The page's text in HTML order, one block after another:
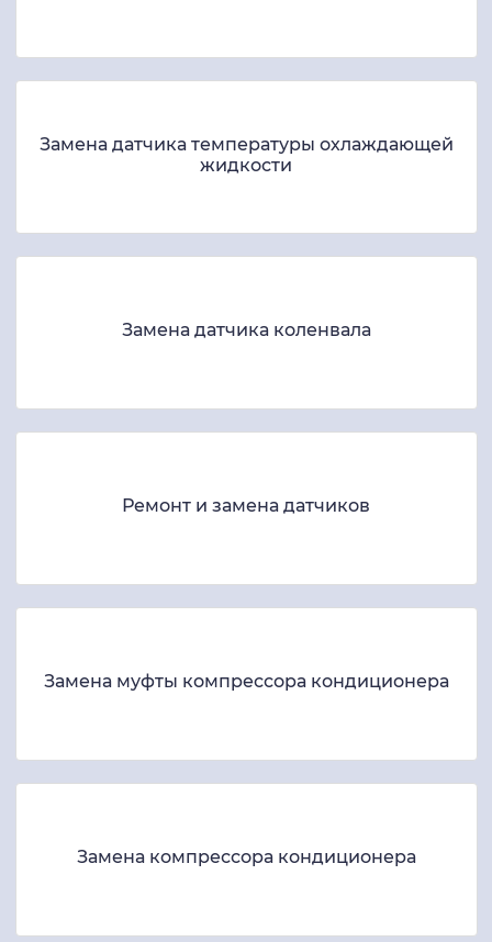
Замена датчика температуры охлаждающей
жидкости
Замена датчика коленвала
Ремонт и замена датчиков
Замена муфты компрессора кондиционера
Замена компрессора кондиционера